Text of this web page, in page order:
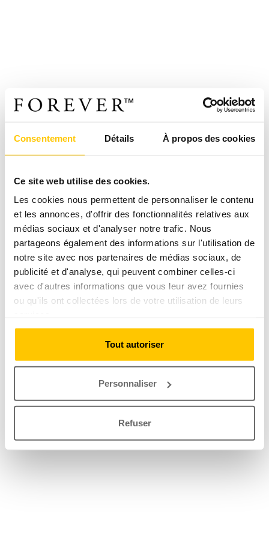
Consentement Détails À propos des cookies
Ce site web utilise des cookies.
Les cookies nous permettent de personnaliser le contenu
et les annonces, d'offrir des fonctionnalités relatives aux
médias sociaux et d'analyser notre trafic. Nous
partageons également des informations sur l'utilisation de
notre site avec nos partenaires de médias sociaux, de
publicité et d'analyse, qui peuvent combiner celles-ci
avec d'autres informations que vous leur avez fournies
ou qu'ils ont collectées lors de votre utilisation de leurs
Tout autoriser
Personnaliser
Refuser